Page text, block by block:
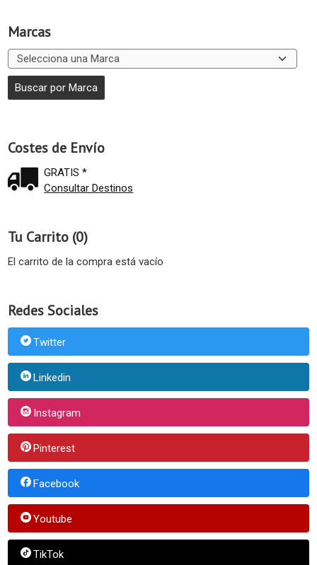
Marcas
Costes de Envío
GRATIS *
Consultar Destinos
Tu Carrito (0)
El carrito de la compra está vacío
Redes Sociales
Twitter
Linkedin
Instagram
Pinterest
Facebook
Youtube
TikTok